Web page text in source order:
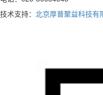
技术支持： 北京厚普聚益科技有